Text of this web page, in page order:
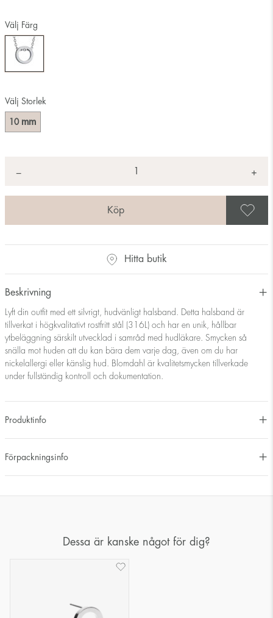
Välj Storlek
10 mm
Välj Färg
− +
Hitta butik
Beskrivning
Lyft din outfit med ett silvrigt, hudvänligt halsband. Detta halsband är
tillverkat i högkvalitativt rostfritt stål (316L) och har en unik, hållbar
ytbeläggning särskilt utvecklad i samråd med hudläkare. Smycken så
snälla mot huden att du kan bära dem varje dag, även om du har
nickelallergi eller känslig hud. Blomdahl är kvalitetsmycken tillverkade
under fullständig kontroll och dokumentation.
Produktinfo
Förpackningsinfo
Dessa är kanske något för dig?